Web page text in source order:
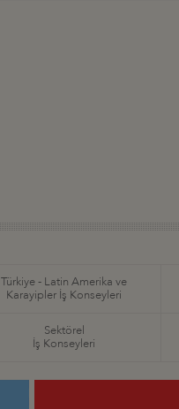
Türkiye - Latin Amerika ve
Karayipler İş Konseyleri
Sektörel
İş Konseyleri